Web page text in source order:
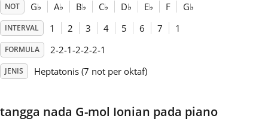
Français
NOT G♭ A♭ B♭ C♭ D♭ E♭ F G♭
INTERVAL 1 2 3 4 5 6 7 1
FORMULA 2-2-1-2-2-2-1
JENIS Heptatonis (7 not per oktaf)
tangga nada G-mol Ionian pada piano